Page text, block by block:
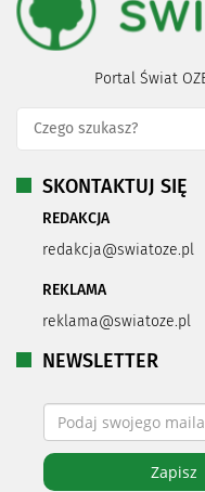
Portal Świat
SKONTAKTUJ SIĘ
REDAKCJA
redakcja@swiatoze.pl
REKLAMA
reklama@swiatoze.pl
NEWSLETTER